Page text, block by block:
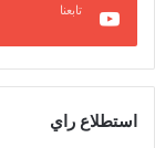
تابعنا
استطلاع راي